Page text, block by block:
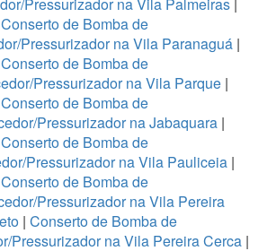
Pressurizador na Vila Palmeiras|
Conserto de Bomba de
Pressurizador na Vila Paranaguá |
Conserto de Bomba de
Pressurizador na Vila Parque|
Conserto de Bomba de
Pressurizador na Jabaquara|
Conserto de Bomba de
Pressurizador na Vila Pauliceia |
Conserto de Bomba de
Pressurizador na Vila Pereira
| Conserto de Bomba de
Pressurizador na Vila Pereira Cerca |